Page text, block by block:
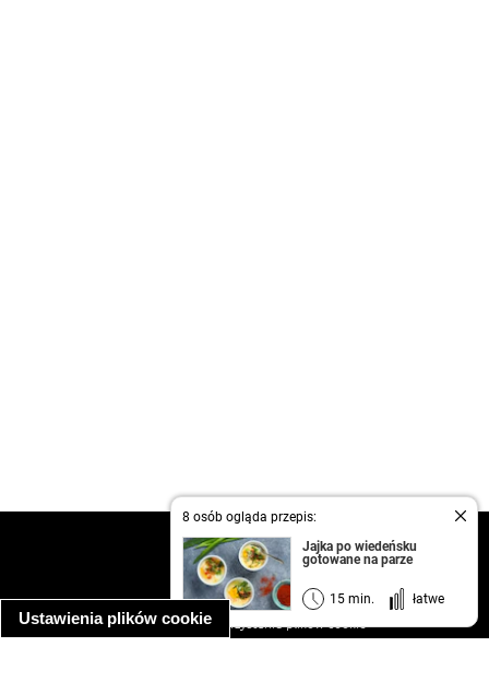
Ustawienia plików cookie
8 osób ogląda przepis:
Jajka po wiedeńsku
gotowane na parze
15 min. łatwe
kontakt
regulamin
informacja o prywatności
informacja o wykorzystaniu plików cookie